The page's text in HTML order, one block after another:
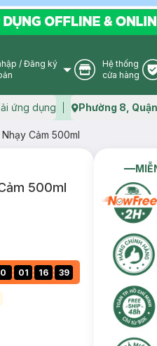
User Icon
/ Đăng ký
Store Icon
Hệ thống
cửa hàng
ứng dụng Phường 8,
Cảm 500ml
500ml
0 : 01 : 16 : 39